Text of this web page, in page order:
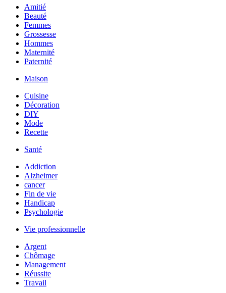
Amitié
Beauté
Femmes
Grossesse
Hommes
Maternité
Paternité
Maison
Cuisine
Décoration
DIY
Mode
Recette
Santé
Addiction
Alzheimer
cancer
Fin de vie
Handicap
Psychologie
Vie professionnelle
Argent
Chômage
Management
Réussite
Travail